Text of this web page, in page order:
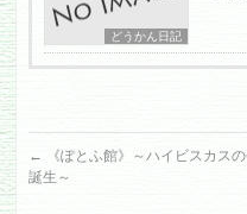
どうかん日記
←
《ぽとふ館》～ハイビスカス
誕生～